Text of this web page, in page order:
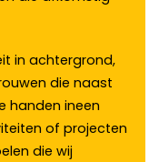
in achtergrond,
die naast
handen ineen
of projecten
die wij